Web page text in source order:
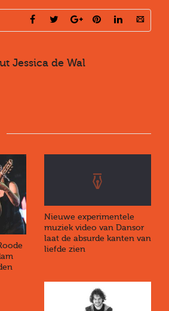
Jessica de Wal
Nieuwe experimentele
muziek video van Dansor
laat de absurde kanten van
liefde zien